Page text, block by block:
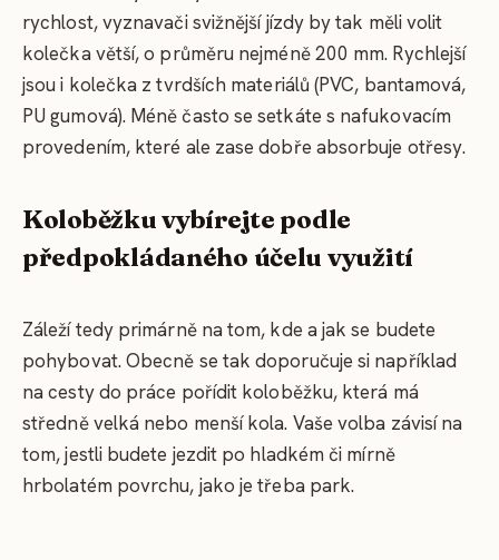
rychlost, vyznavači svižnější jízdy by tak měli volit
kolečka větší, o průměru nejméně 200 mm. Rychlejší
jsou i kolečka z tvrdších materiálů (PVC, bantamová,
PU gumová). Méně často se setkáte s nafukovacím
provedením, které ale zase dobře absorbuje otřesy.
Koloběžku vybírejte podle
předpokládaného účelu využití
Záleží tedy primárně na tom, kde a jak se budete
pohybovat. Obecně se tak doporučuje si například
na cesty do práce pořídit koloběžku, která má
středně velká nebo menší kola. Vaše volba závisí na
tom, jestli budete jezdit po hladkém či mírně
hrbolatém povrchu, jako je třeba park.